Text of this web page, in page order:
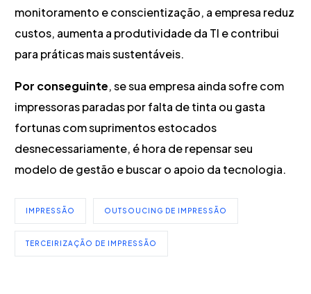
monitoramento e conscientização, a empresa reduz
custos, aumenta a produtividade da TI e contribui
para práticas mais sustentáveis.
Por conseguinte, se sua empresa ainda sofre com
impressoras paradas por falta de tinta ou gasta
fortunas com suprimentos estocados
desnecessariamente, é hora de repensar seu
modelo de gestão e buscar o apoio da tecnologia.
IMPRESSÃO OUTSOUCING DE IMPRESSÃO
TERCEIRIZAÇÃO DE IMPRESSÃO